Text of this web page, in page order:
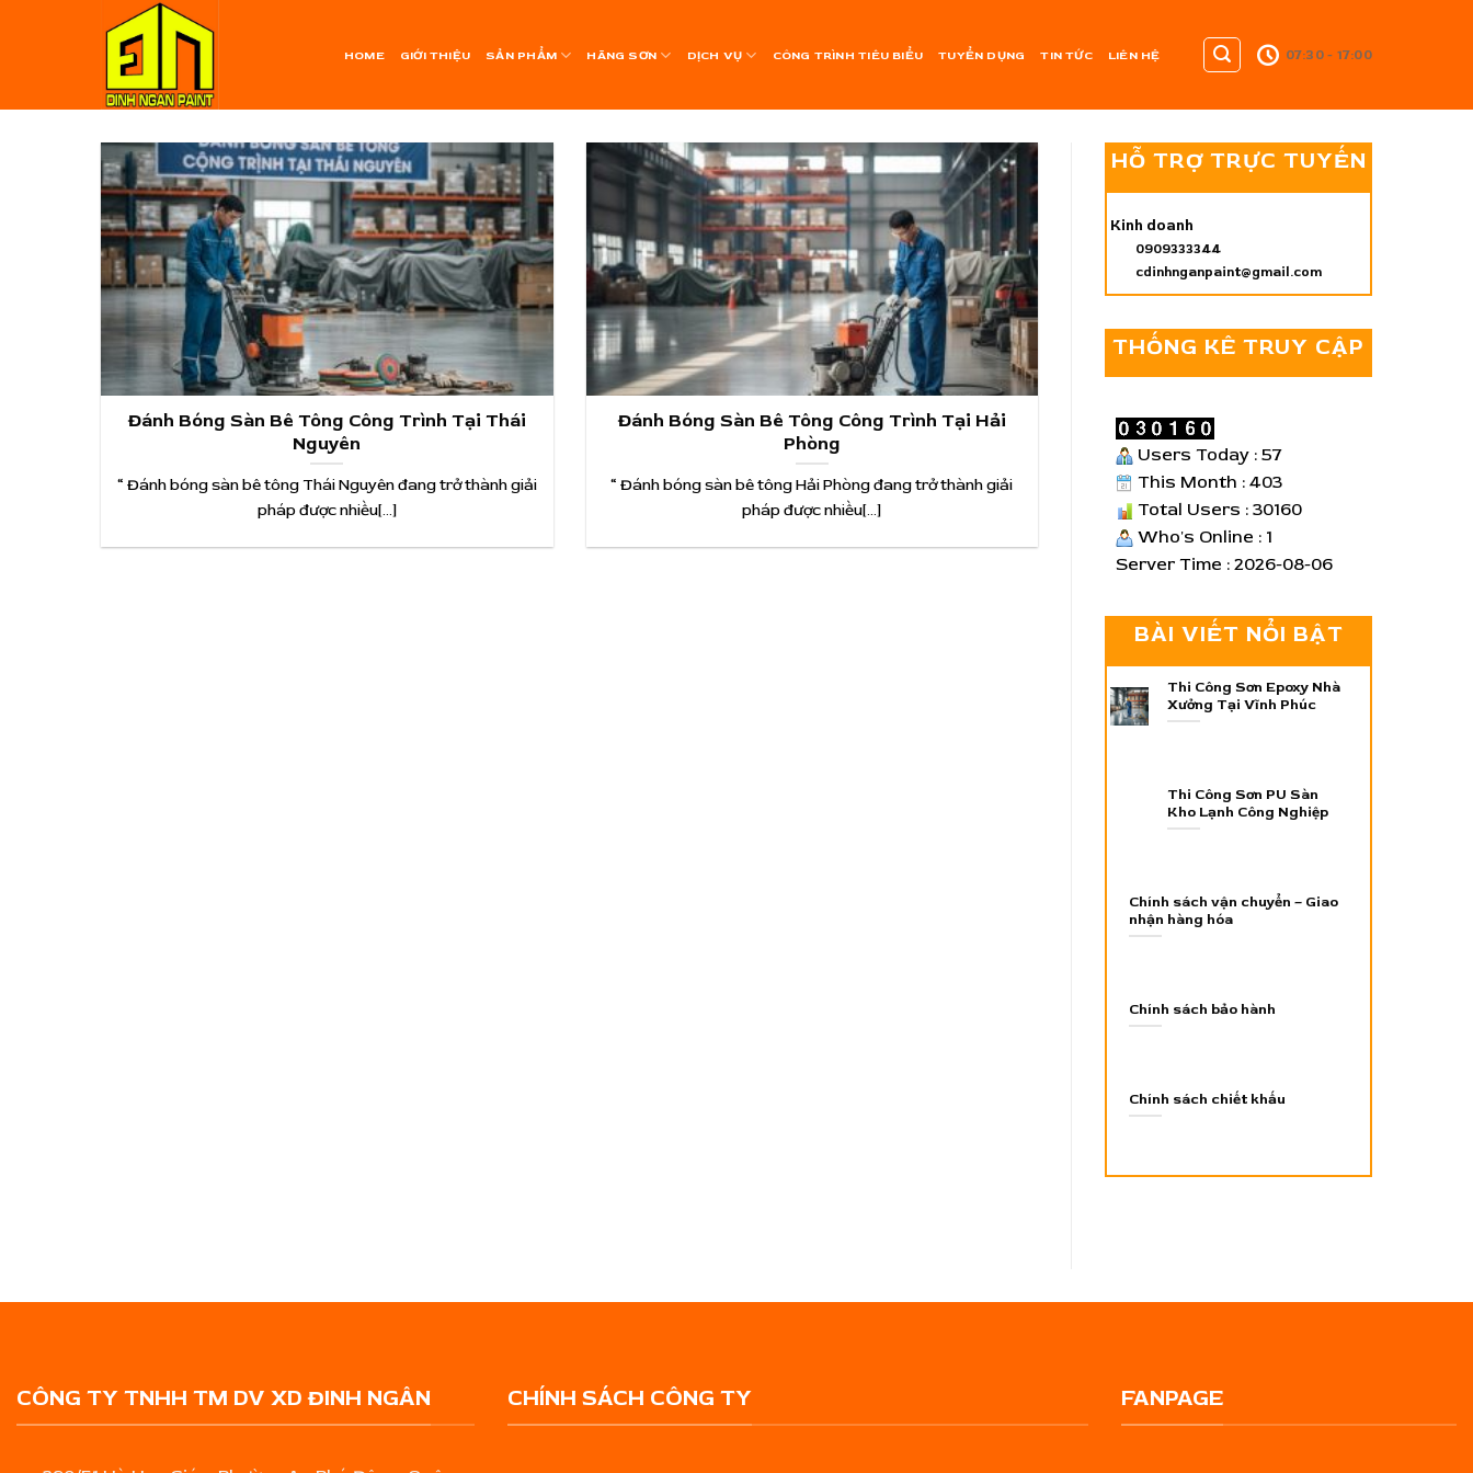
HOME GIỚI THIỆU SẢN PHẨM HÃNG SƠN DỊCH VỤ CÔNG TRÌNH TIÊU BIỂU TUYỂN DỤNG TIN TỨC LIÊN HỆ 07:30 - 17:00
Đánh Bóng Sàn Bê Tông Công Trình Tại Thái
Nguyên
“ Đánh bóng sàn bê tông Thái Nguyên đang trở thành giải
pháp được nhiều[...]
Đánh Bóng Sàn Bê Tông Công Trình Tại Hải
Phòng
“ Đánh bóng sàn bê tông Hải Phòng đang trở thành giải
pháp được nhiều[...]
HỖ TRỢ TRỰC TUYẾN
Kinh doanh
0909333344
cdinhnganpaint@gmail.com
THỐNG KÊ TRUY CẬP
Users Today : 57
This Month : 403
Total Users : 30160
Who's Online : 1
Server Time : 2026-08-06
BÀI VIẾT NỔI BẬT
Thi Công Sơn Epoxy Nhà
Xưởng Tại Vĩnh Phúc
Thi Công Sơn PU Sàn
Kho Lạnh Công Nghiệp
Chính sách vận chuyển – Giao
nhận hàng hóa
Chính sách bảo hành
Chính sách chiết khấu
CÔNG TY TNHH TM DV XD ĐINH NGÂN CHÍNH SÁCH CÔNG TY FANPAGE